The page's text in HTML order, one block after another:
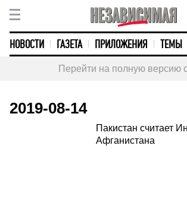
НОВОСТИ ГАЗЕТА ПРИЛОЖЕНИЯ ТЕМЫ
Перейти на полную версию
2019-08-14
Пакистан считает
Афганистана